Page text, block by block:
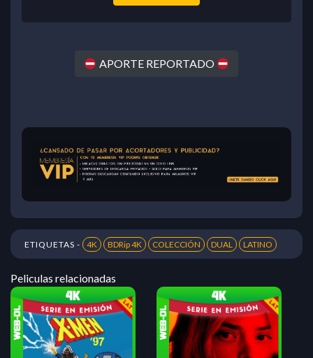
APORTE REPORTADO
ETIQUETAS - 4K BDRip 4K COLECCIÓN DUAL LATINO
Peliculas relacionadas